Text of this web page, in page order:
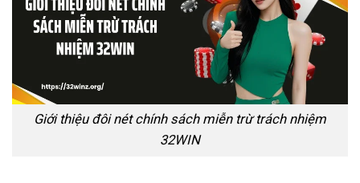
Giới thiệu đôi nét chính sách miễn trừ trách nhiệm
32WIN